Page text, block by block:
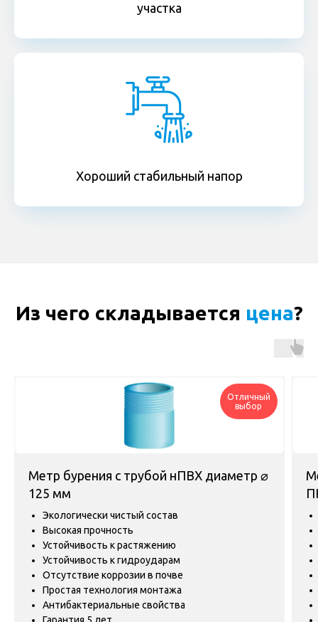
участка
Хороший стабильный напор
Из чего складывается цена?
Отличный
выбор
Метр бурения с трубой нПВХ диаметр ⌀
125 мм
Экологически чистый состав
Высокая прочность
Устойчивость к растяжению
Устойчивость к гидроударам
Отсутствие коррозии в почве
Простая технология монтажа
Антибактериальные свойства
Гарантия 5 лет